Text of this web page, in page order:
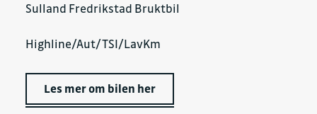
Sulland Fredrikstad Bruktbil
Highline/Aut/TSI/LavKm
Les mer om bilen her